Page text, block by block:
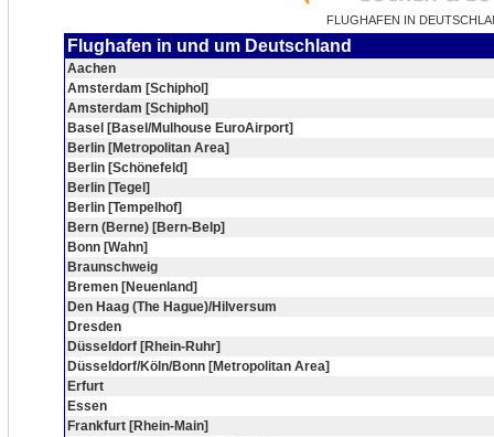
FLUGHAFEN IN
Flughafen in und um Deutschland
Aachen
Amsterdam [Schiphol]
Amsterdam [Schiphol]
Basel [Basel/Mulhouse EuroAirport]
Berlin [Metropolitan Area]
Berlin [Schönefeld]
Berlin [Tegel]
Berlin [Tempelhof]
Bern (Berne) [Bern-Belp]
Bonn [Wahn]
Braunschweig
Bremen [Neuenland]
Den Haag (The Hague)/Hilversum
Dresden
Düsseldorf [Rhein-Ruhr]
Düsseldorf/Köln/Bonn [Metropolitan Area]
Erfurt
Essen
Frankfurt [Rhein-Main]